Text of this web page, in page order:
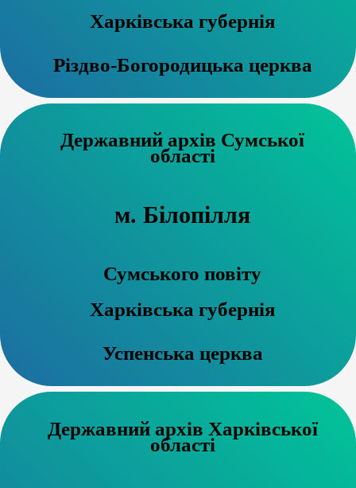
Харківська губернія
Різдво-Богородицька церква
Державний архів Сумської
області
м. Білопілля
Сумського повіту
Харківська губернія
Успенська церква
Державний архів Харківської
області